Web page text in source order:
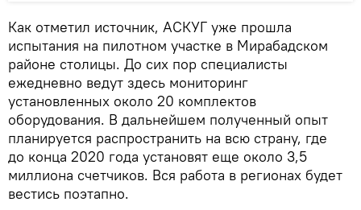
Как отметил источник, АСКУГ уже прошла
испытания на пилотном участке в Мирабадском
районе столицы. До сих пор специалисты
ежедневно ведут здесь мониторинг
установленных около 20 комплектов
оборудования. В дальнейшем полученный опыт
планируется распространить на всю страну, где
до конца 2020 года установят еще около 3,5
миллиона счетчиков. Вся работа в регионах будет
вестись поэтапно.